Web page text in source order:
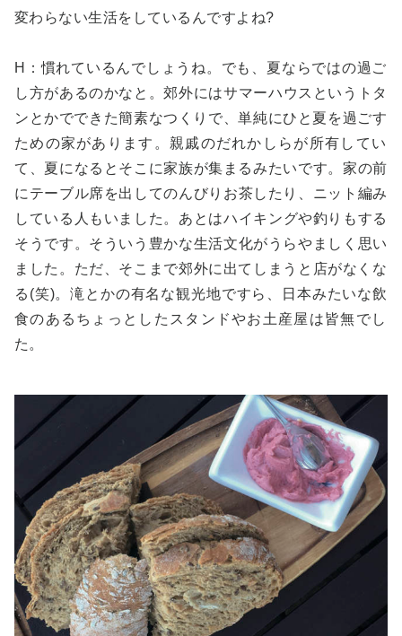
変わらない生活をしているんですよね?
H：慣れているんでしょうね。でも、夏ならではの過ご
し方があるのかなと。郊外にはサマーハウスというトタ
ンとかでできた簡素なつくりで、単純にひと夏を過ごす
ための家があります。親戚のだれかしらが所有してい
て、夏になるとそこに家族が集まるみたいです。家の前
にテーブル席を出してのんびりお茶したり、ニット編み
している人もいました。あとはハイキングや釣りもする
そうです。そういう豊かな生活文化がうらやましく思い
ました。ただ、そこまで郊外に出てしまうと店がなくな
る(笑)。滝とかの有名な観光地ですら、日本みたいな飲
食のあるちょっとしたスタンドやお土産屋は皆無でし
た。